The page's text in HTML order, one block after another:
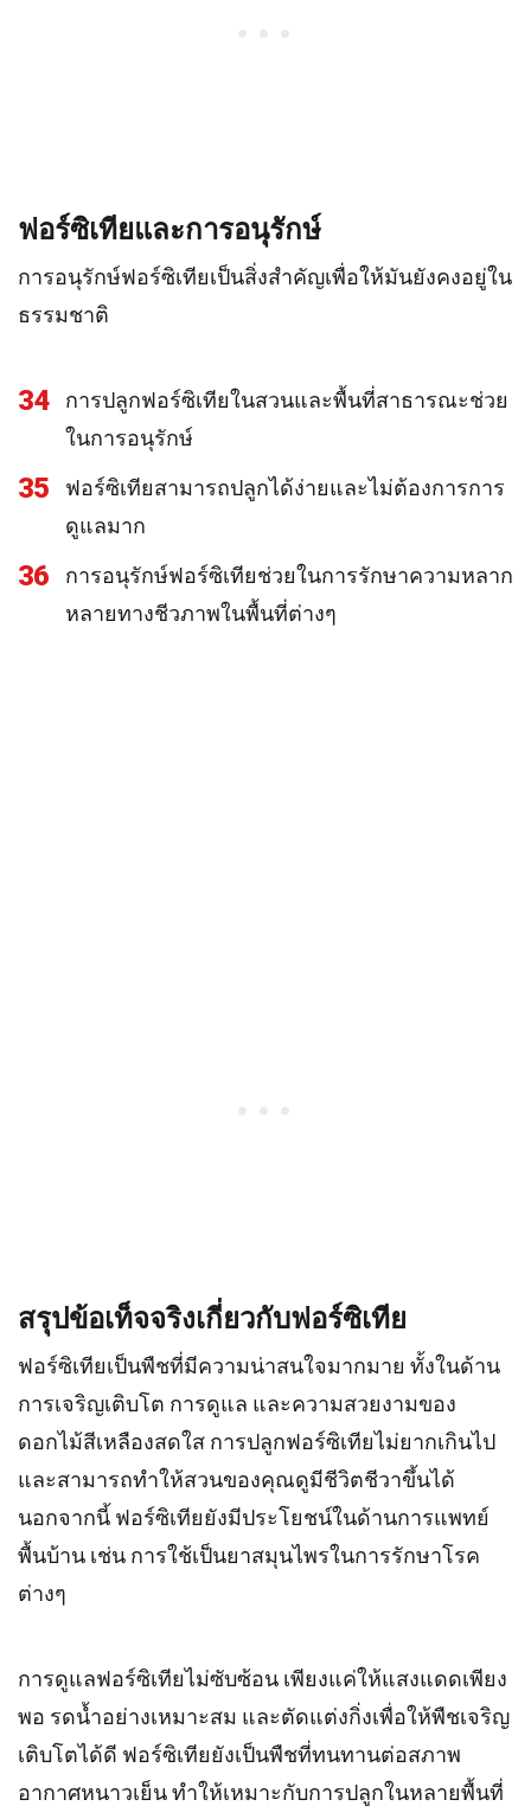
ฟอร์ซิเทียและการอนุรักษ์
การอนุรักษ์ฟอร์ซิเทียเป็นสิ่งสำคัญเพื่อให้มันยังคงอยู่ใน
ธรรมชาติ
34
การปลูกฟอร์ซิเทียในสวนและพื้นที่สาธารณะช่วย
ในการอนุรักษ์
35
ฟอร์ซิเทียสามารถปลูกได้ง่ายและไม่ต้องการการ
ดูแลมาก
36
การอนุรักษ์ฟอร์ซิเทียช่วยในการรักษาความหลาก
หลายทางชีวภาพในพื้นที่ต่างๆ
สรุปข้อเท็จจริงเกี่ยวกับฟอร์ซิเทีย
ฟอร์ซิเทียเป็นพืชที่มีความน่าสนใจมากมาย ทั้งในด้าน
การเจริญเติบโต การดูแล และความสวยงามของ
ดอกไม้สีเหลืองสดใส การปลูกฟอร์ซิเทียไม่ยากเกินไป
และสามารถทำให้สวนของคุณดูมีชีวิตชีวาขึ้นได้
นอกจากนี้ ฟอร์ซิเทียยังมีประโยชน์ในด้านการแพทย์
พื้นบ้าน เช่น การใช้เป็นยาสมุนไพรในการรักษาโรค
ต่างๆ
การดูแลฟอร์ซิเทียไม่ซับซ้อน เพียงแค่ให้แสงแดดเพียง
พอ รดน้ำอย่างเหมาะสม และตัดแต่งกิ่งเพื่อให้พืชเจริญ
เติบโตได้ดี ฟอร์ซิเทียยังเป็นพืชที่ทนทานต่อสภาพ
อากาศหนาวเย็น ทำให้เหมาะกับการปลูกในหลายพื้นที่